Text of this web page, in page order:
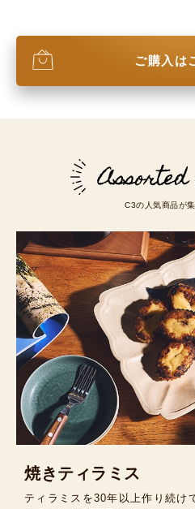
ご購入は
C3の人気商品が
焼きティラミス
ティラミスを30年以上作り続け